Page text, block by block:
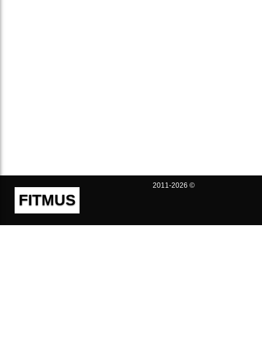
FITMUS
2011-2026 ©